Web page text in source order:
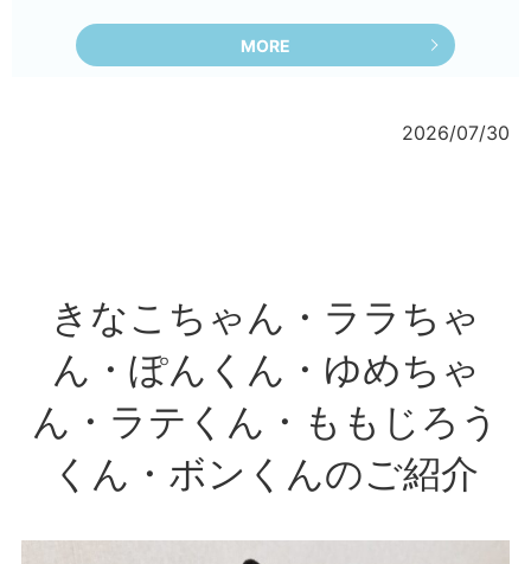
MORE
2026/07/30
きなこちゃん・ララちゃ
ん・ぽんくん・ゆめちゃ
ん・ラテくん・ももじろう
くん・ボンくんのご紹介